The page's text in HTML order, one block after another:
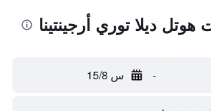
ديلا توري أرجينتينا
- س 15/8